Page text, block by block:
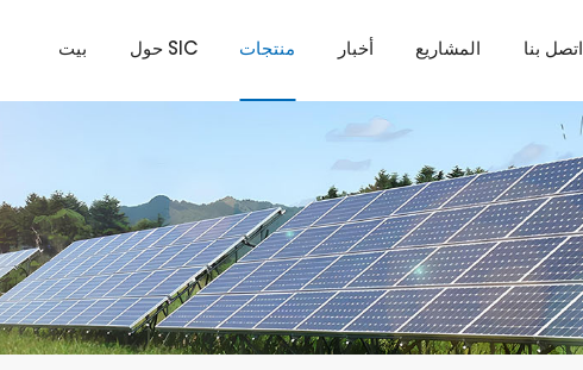
بيت حول SIC منتجات أخبار المشاريع اتصل بنا